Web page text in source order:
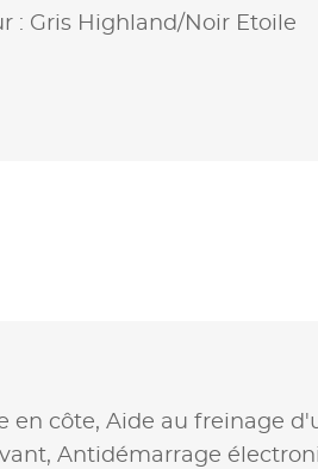
: Gris Highland/Noir Etoile
en côte, Aide au freinage
Antidémarrage